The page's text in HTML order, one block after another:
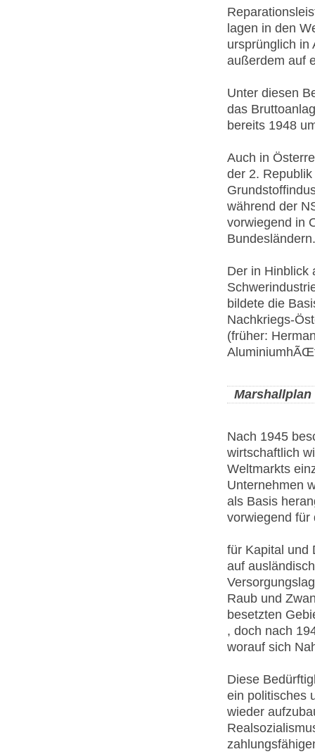
lagen in den
ursprünglich in
außerdem auf
Unter diesen
das
bereits 1948
Auch in
der 2.
während der
vorwiegend in
Bundesländern.
Der in Hinblick
bildete die
Nachkriegs-
(früher:
Marshallplan
Nach 1945
wirtschaftlich
Weltmarkts
Unternehmen
als Basis
vorwiegend für
für Kapital und
auf
Raub und
besetzten
, doch nach
worauf sich
Diese
ein politisches
wieder